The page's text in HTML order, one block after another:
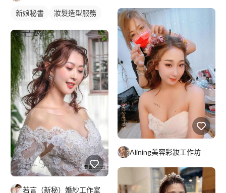
新娘秘書 妝髮造型服務
若言（新秘）婚紗工作室
Alining美容彩妝工作坊